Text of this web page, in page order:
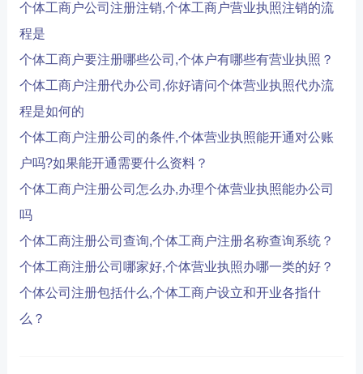
个体工商户公司注册注销,个体工商户营业执照注销的流
程是
个体工商户要注册哪些公司,个体户有哪些有营业执照？
个体工商户注册代办公司,你好请问个体营业执照代办流
程是如何的
个体工商户注册公司的条件,个体营业执照能开通对公账
户吗?如果能开通需要什么资料？
个体工商户注册公司怎么办,办理个体营业执照能办公司
吗
个体工商注册公司查询,个体工商户注册名称查询系统？
个体工商注册公司哪家好,个体营业执照办哪一类的好？
个体公司注册包括什么,个体工商户设立和开业各指什
么？